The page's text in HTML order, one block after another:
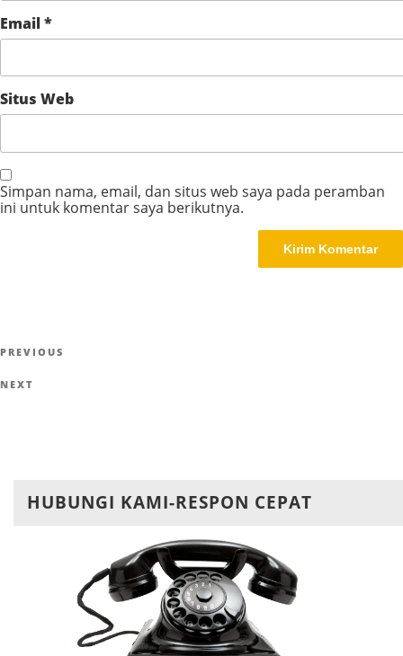
Email *
Situs Web
Simpan nama, email, dan situs web saya pada peramban
ini untuk komentar saya berikutnya.
Navigasi
Previous
PREVIOUS
Next
NEXT
HUBUNGI KAMI-RESPON CEPAT